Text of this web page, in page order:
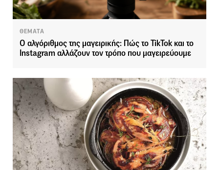
ΘΕΜΑΤΑ
Ο αλγόριθμος της μαγειρικής: Πώς το TikTok και το
Instagram αλλάζουν τον τρόπο που μαγειρεύουμε